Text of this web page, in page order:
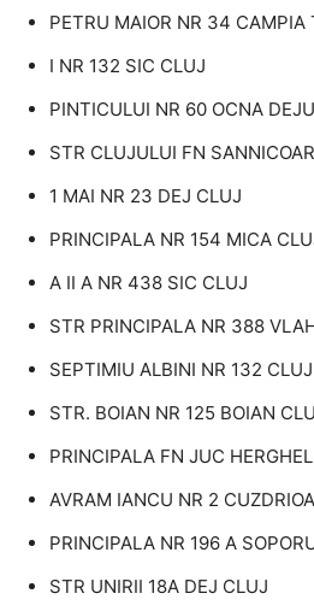
PETRU MAIOR NR 34 CAMPIA
I NR 132 SIC CLUJ
PINTICULUI NR 60 OCNA
STR CLUJULUI FN
1 MAI NR 23 DEJ CLUJ
PRINCIPALA NR 154 MICA
A II A NR 438 SIC CLUJ
STR PRINCIPALA NR 388
SEPTIMIU ALBINI NR 132
STR. BOIAN NR 125 BOIAN
PRINCIPALA FN JUC
AVRAM IANCU NR 2
PRINCIPALA NR 196 A
STR UNIRII 18A DEJ CLUJ